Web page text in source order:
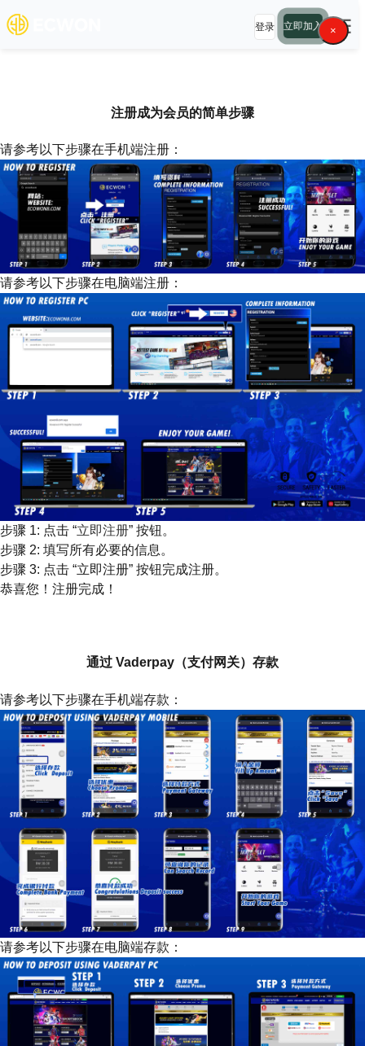
登录 立即加入 ×☰
注册成为会员的简单步骤
请参考以下步骤在手机端注册：
请参考以下步骤在电脑端注册：
步骤 1: 点击 “立即注册” 按钮。
步骤 2: 填写所有必要的信息。
步骤 3: 点击 “立即注册” 按钮完成注册。
恭喜您！注册完成！
通过 Vaderpay（支付网关）存款
请参考以下步骤在手机端存款：
请参考以下步骤在电脑端存款：